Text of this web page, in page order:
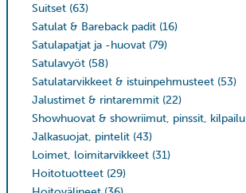
Suitset (63)
Satulat & Bareback padit (16)
Satulapatjat ja -huovat (79)
Satulavyöt (58)
Satulatarvikkeet & istuinpehmusteet (53)
Jalustimet & rintaremmit (22)
Showhuovat & showriimut, pinssit, kilpailu
Jalkasuojat, pintelit (43)
Loimet, loimitarvikkeet (31)
Hoitotuotteet (29)